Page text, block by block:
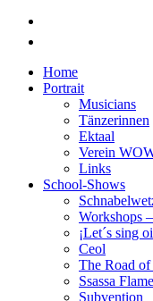
Home
Portrait
Musicians
Tänzerinnen
Ektaal
Verein
Links
School-Shows
Workshops
¡Let´s sing
Ceol
The Road of
Ssassa
Subvention